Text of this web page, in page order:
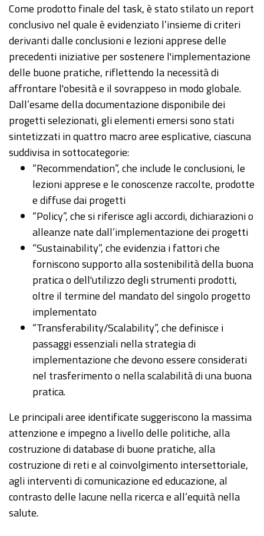
Come prodotto finale del task, è stato stilato un report
conclusivo nel quale è evidenziato l’insieme di criteri
derivanti dalle conclusioni e lezioni apprese delle
precedenti iniziative per sostenere l'implementazione
delle buone pratiche, riflettendo la necessità di
affrontare l'obesità e il sovrappeso in modo globale.
Dall’esame della documentazione disponibile dei
progetti selezionati, gli elementi emersi sono stati
sintetizzati in quattro macro aree esplicative, ciascuna
suddivisa in sottocategorie:
“Recommendation”, che include le conclusioni, le
lezioni apprese e le conoscenze raccolte, prodotte
e diffuse dai progetti
“Policy”, che si riferisce agli accordi, dichiarazioni o
alleanze nate dall’implementazione dei progetti
“Sustainability”, che evidenzia i fattori che
forniscono supporto alla sostenibilità della buona
pratica o dell'utilizzo degli strumenti prodotti,
oltre il termine del mandato del singolo progetto
implementato
“Transferability/Scalability”, che definisce i
passaggi essenziali nella strategia di
implementazione che devono essere considerati
nel trasferimento o nella scalabilità di una buona
pratica.
Le principali aree identificate suggeriscono la massima
attenzione e impegno a livello delle politiche, alla
costruzione di database di buone pratiche, alla
costruzione di reti e al coinvolgimento intersettoriale,
agli interventi di comunicazione ed educazione, al
contrasto delle lacune nella ricerca e all’equità nella
salute.